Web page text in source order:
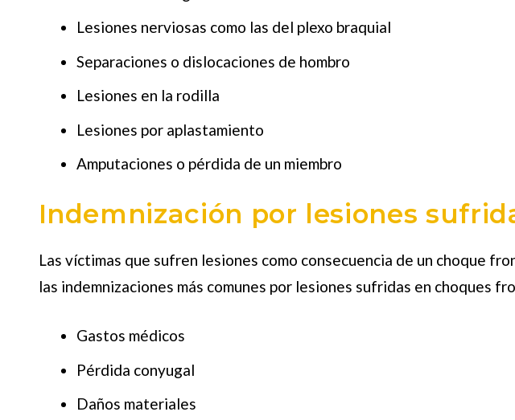
Lesiones nerviosas como las del plexo braquial
Separaciones o dislocaciones de hombro
Lesiones en la rodilla
Lesiones por aplastamiento
Amputaciones o pérdida de un miembro
Indemnización por lesiones
Las víctimas que sufren lesiones como consecuencia de un choque
las indemnizaciones más comunes por lesiones sufridas en choques
Gastos médicos
Pérdida conyugal
Daños materiales